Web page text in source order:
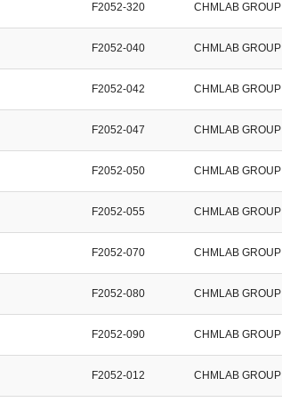
F2052-320 CHMLAB GROUP
F2052-040 CHMLAB GROUP
F2052-042 CHMLAB GROUP
F2052-047 CHMLAB GROUP
F2052-050 CHMLAB GROUP
F2052-055 CHMLAB GROUP
F2052-070 CHMLAB GROUP
F2052-080 CHMLAB GROUP
F2052-090 CHMLAB GROUP
F2052-012 CHMLAB GROUP